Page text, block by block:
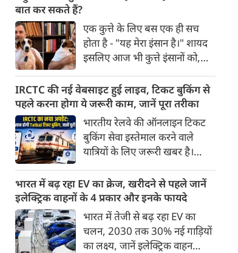
अनुसार भारत विकसित देशों के
विपरीत समृद्ध बनने से पहले ही वृद्ध
होती आबादी वाले देश की श्रेणी में
पहुंच रहा है।
बात कर सकते हैं?
एक कुत्ते के लिए बस एक ही सच
होता है - "यह मेरा इंसान है।" शायद
इसलिए आज भी कुत्ते इंसानों को,
भू-राजनीति से लेकर कृत्रिम
बुद्धिमत्ता, जलवायु परिवर्तन से लेकर
क्रिकेट तक हर विषय पर बहस कर
सकते हैं, तो उस जीव पर भी एक
गंभीर चर्चा बनती है जिसने किसी भी
सभ्यता से पहले इंसान का साथ चुना
था। दुर्भाग्य यह है कि आज कुत्तों के
बारे में हमारी राय पशु-चिकित्सकों,
व्यवहार वैज्ञानिकों या विशेषज्ञों से
कम... और व्हाट्सऐप यूनिवर्सिटी से
ज़्यादा बनती है।
IRCTC की नई वेबसाइट हुई लाइव, टिकट बुकिंग से
पहले करना होगा ये जरूरी काम, जानें पूरा तरीका
भारतीय रेलवे की ऑनलाइन टिकट
बुकिंग सेवा इस्तेमाल करने वाले
यात्रियों के लिए जरूरी खबर है।
वेबसाइट का बीटा वर्जन लॉन्च कर
दिया है। करीब 24 साल पुराने
इंटरफेस के बाद वेबसाइट को नए
डिजाइन और कई नए फीचर्स के साथ
अपडेट किया गया है।
भारत में बढ़ रहा EV का क्रेज, खरीदने से पहले जानें
इलेक्ट्रिक वाहनों के 4 प्रकार और इनके फायदे
भारत में तेजी से बढ़ रहा EV का
चलन, 2030 तक 30% नई गाड़ियों
का लक्ष्य, जानें इलेक्ट्रिक वाहन